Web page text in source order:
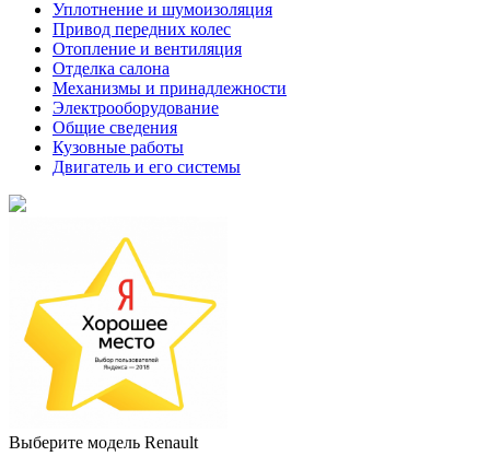
Уплотнение и шумоизоляция
Привод передних колес
Отопление и вентиляция
Отделка салона
Механизмы и принадлежности
Электрооборудование
Общие сведения
Кузовные работы
Двигатель и его системы
Выберите модель Renault